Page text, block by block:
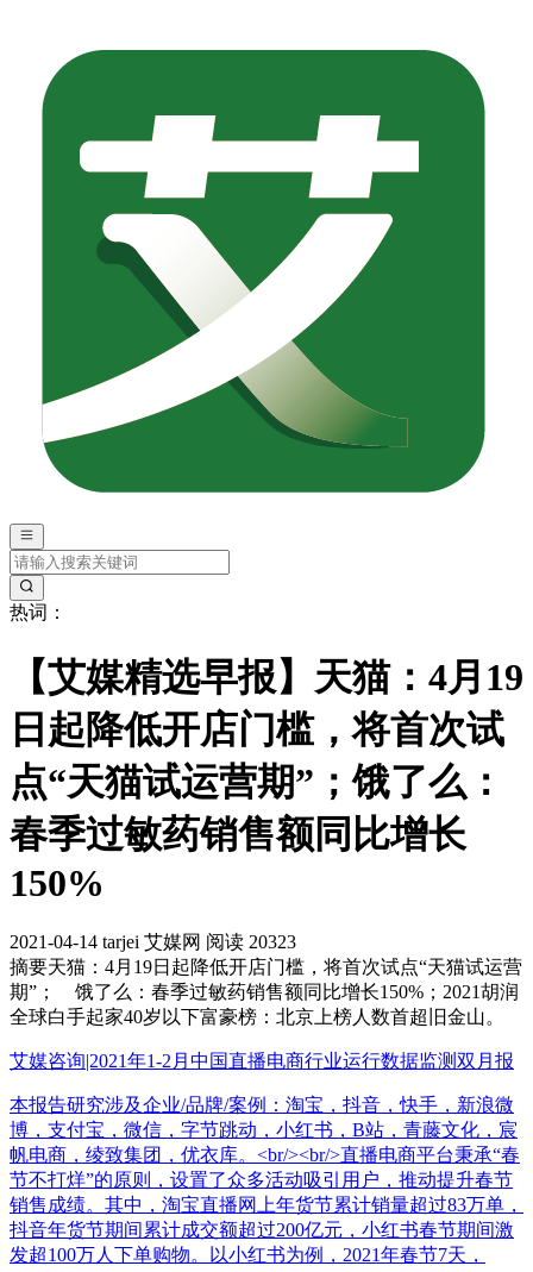
热词：
【艾媒精选早报】天猫：4月19
日起降低开店门槛，将首次试
点“天猫试运营期”；饿了么：
春季过敏药销售额同比增长
150%
2021-04-14 tarjei 艾媒网 阅读 20323
摘要天猫：4月19日起降低开店门槛，将首次试点“天猫试运营
期”； 饿了么：春季过敏药销售额同比增长150%；2021胡润
全球白手起家40岁以下富豪榜：北京上榜人数首超旧金山。
艾媒咨询|2021年1-2月中国直播电商行业运行数据监测双月报
本报告研究涉及企业/品牌/案例：淘宝，抖音，快手，新浪微
博，支付宝，微信，字节跳动，小红书，B站，青藤文化，宸
帆电商，绫致集团，优衣库。<br/><br/>直播电商平台秉承“春
节不打烊”的原则，设置了众多活动吸引用户，推动提升春节
销售成绩。其中，淘宝直播网上年货节累计销量超过83万单，
抖音年货节期间累计成交额超过200亿元，小红书春节期间激
发超100万人下单购物。以小红书为例，2021年春节7天，